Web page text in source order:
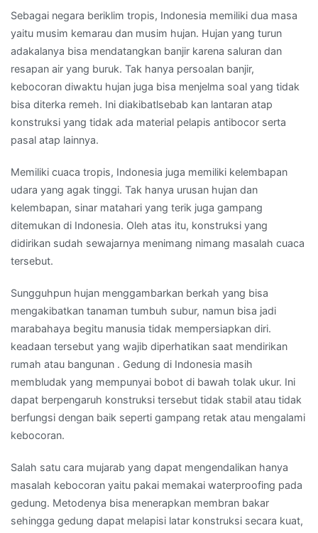
Sebagai negara beriklim tropis, Indonesia memiliki dua masa
yaitu musim kemarau dan musim hujan. Hujan yang turun
adakalanya bisa mendatangkan banjir karena saluran dan
resapan air yang buruk. Tak hanya persoalan banjir,
kebocoran diwaktu hujan juga bisa menjelma soal yang tidak
bisa diterka remeh. Ini diakibatlsebab kan lantaran atap
konstruksi yang tidak ada material pelapis antibocor serta
pasal atap lainnya.
Memiliki cuaca tropis, Indonesia juga memiliki kelembapan
udara yang agak tinggi. Tak hanya urusan hujan dan
kelembapan, sinar matahari yang terik juga gampang
ditemukan di Indonesia. Oleh atas itu, konstruksi yang
didirikan sudah sewajarnya menimang nimang masalah cuaca
tersebut.
Sungguhpun hujan menggambarkan berkah yang bisa
mengakibatkan tanaman tumbuh subur, namun bisa jadi
marabahaya begitu manusia tidak mempersiapkan diri.
keadaan tersebut yang wajib diperhatikan saat mendirikan
rumah atau bangunan . Gedung di Indonesia masih
membludak yang mempunyai bobot di bawah tolak ukur. Ini
dapat berpengaruh konstruksi tersebut tidak stabil atau tidak
berfungsi dengan baik seperti gampang retak atau mengalami
kebocoran.
Salah satu cara mujarab yang dapat mengendalikan hanya
masalah kebocoran yaitu pakai memakai waterproofing pada
gedung. Metodenya bisa menerapkan membran bakar
sehingga gedung dapat melapisi latar konstruksi secara kuat,